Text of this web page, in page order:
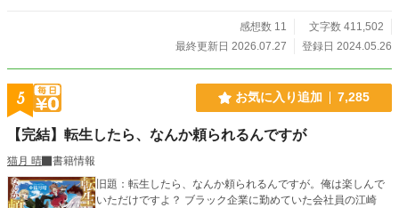
感想数 11
文字数 411,502
最終更新日 2026.07.27
登録日 2024.05.26
5 お気に入り追加 7,285
【完結】転生したら、なんか頼られるんですが
猫月 晴
書籍情報
旧題：転生したら、なんか頼られるんですが。俺は楽しんで
いただけですよ？ ブラック企業に勤めていた会社員の江崎